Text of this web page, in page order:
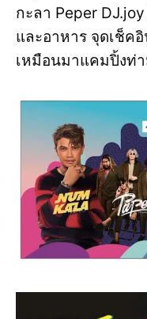
กะลา Peper
และอาหาร จุดเช็ค
เหมือนมาแคมปิ้งท่